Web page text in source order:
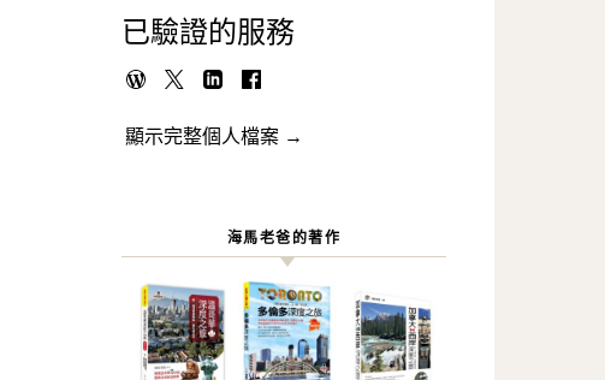
已驗證的服務
顯示完整個人檔案 →
海馬老爸的著作